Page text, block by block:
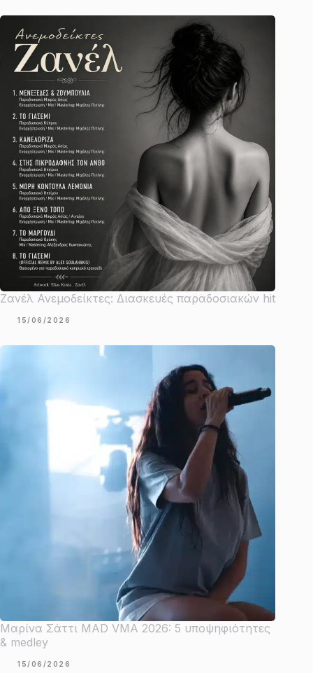
Ζανέλ Ανεμοδείκτες: Διασκευές παραδοσιακών hit
15/06/2026
Μαρίνα Σάττι MAD VMA 2026: 5 υποψηφιότητες
& medley
15/06/2026